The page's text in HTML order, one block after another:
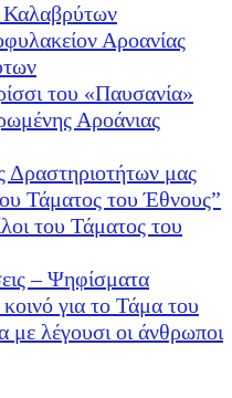
Καλαβρύτων
Αροανίας
του «Παυσανία»
Αροάνιας
Δραστηριοτήτων μας
Τάματος του Έθνους”
του Τάματος του
– Ψηφίσματα
κοινό για το Τάμα του
με λέγουσι οι άνθρωποι